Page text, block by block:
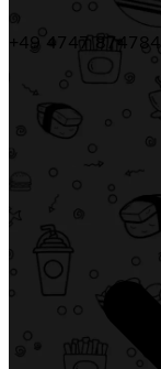
+49 4747 874784